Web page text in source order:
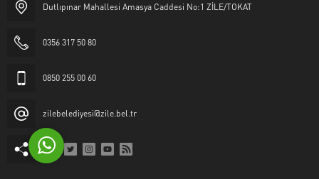
Dutlıpınar Mahallesi Amasya Caddesi No:1 ZİLE/TOKAT
0356 317 50 80
0850 255 00 60
zilebelediyesi@zile.bel.tr